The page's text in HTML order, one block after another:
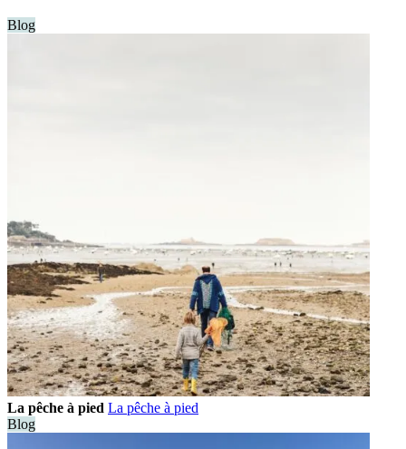
Blog
La pêche à pied La pêche à pied
Blog